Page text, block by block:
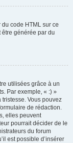
du code HTML sur ce
générée par du
utilisées grâce à un
Par exemple, « :) »
tristesse. Vous pouvez
de rédaction.
elles peuvent
pourrait décider de le
du forum
est possible d’insérer